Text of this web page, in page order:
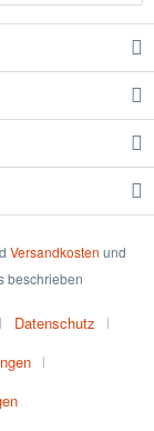
Versandkosten und
beschrieben
Datenschutz